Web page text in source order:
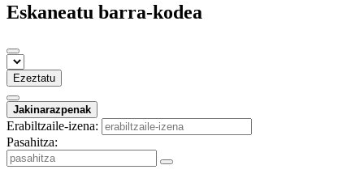
Eskaneatu barra-kodea
Ezeztatu
Jakinarazpenak
Erabiltzaile-izena:
Pasahitza: